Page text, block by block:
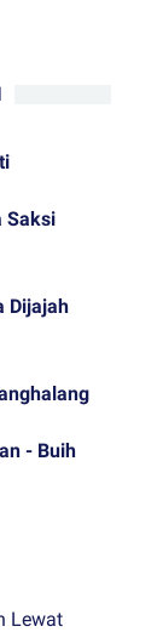
Saksi
Dijajah
- Buih
Lewat